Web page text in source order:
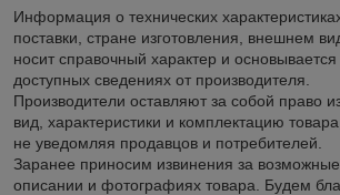
Информация о технических
поставки, стране изготовления, внешнем
носит справочный характер и
доступных сведениях от производителя.
Производители оставляют за собой право
вид, характеристики и комплектацию
не уведомляя продавцов и потребителей.
Заранее приносим извинения за возможные
описании и фотографиях товара. Будем